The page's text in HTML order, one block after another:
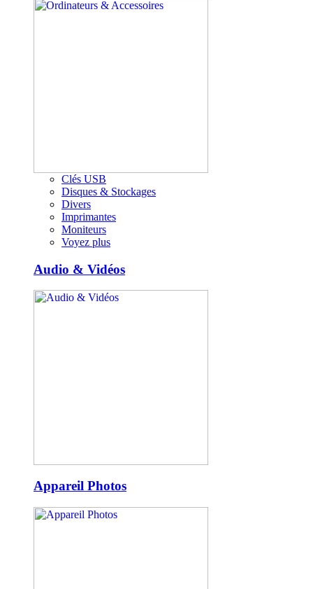
Clés USB
Disques & Stockages
Divers
Imprimantes
Moniteurs
Voyez plus
Audio & Vidéos
Appareil Photos